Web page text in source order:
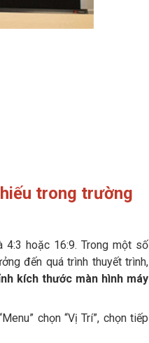
trong trường
4:3 hoặc 16:9. Trong một số
đến quá trình thuyết trình,
kích thước màn hình máy
chọn “Vị Trí”, chọn tiếp